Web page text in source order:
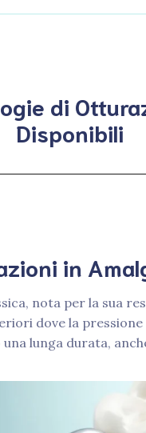
di
Disponibili
in
nota per la sua
dove la
lunga durata,